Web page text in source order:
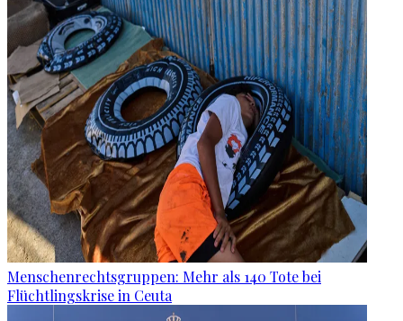
Menschenrechtsgruppen: Mehr als 140 Tote bei
Flüchtlingskrise in Ceuta